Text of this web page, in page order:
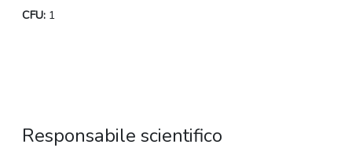
CFU: 1
Responsabile scientifico